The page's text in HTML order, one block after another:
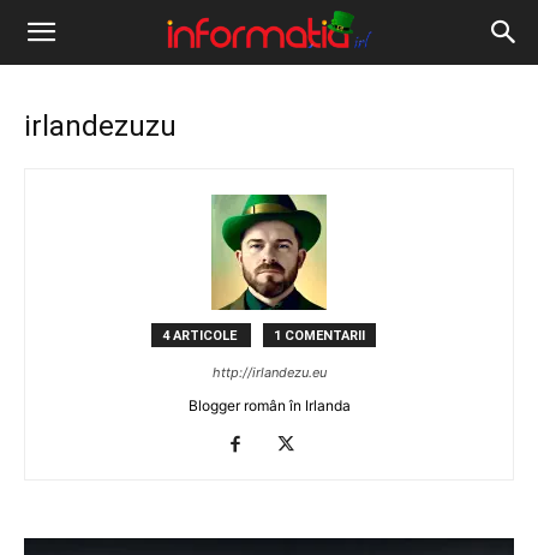
Informația
irlandezuzu
4 ARTICOLE 1 COMENTARII
http://irlandezu.eu
Blogger român în Irlanda